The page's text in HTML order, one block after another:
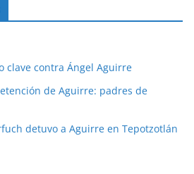
clave contra Ángel Aguirre
de Aguirre: padres de
detuvo a Aguirre en Tepotzotlán